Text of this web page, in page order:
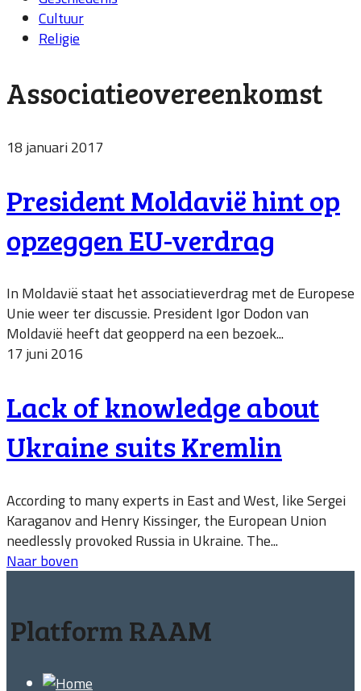
Cultuur
Religie
Associatieovereenkomst
18 januari 2017
President Moldavië hint op
opzeggen EU-verdrag
In Moldavië staat het associatieverdrag met de Europese
Unie weer ter discussie. President Igor Dodon van
Moldavië heeft dat geopperd na een bezoek...
17 juni 2016
Lack of knowledge about
Ukraine suits Kremlin
According to many experts in East and West, like Sergei
Karaganov and Henry Kissinger, the European Union
needlessly provoked Russia in Ukraine. The...
Naar boven
Platform RAAM